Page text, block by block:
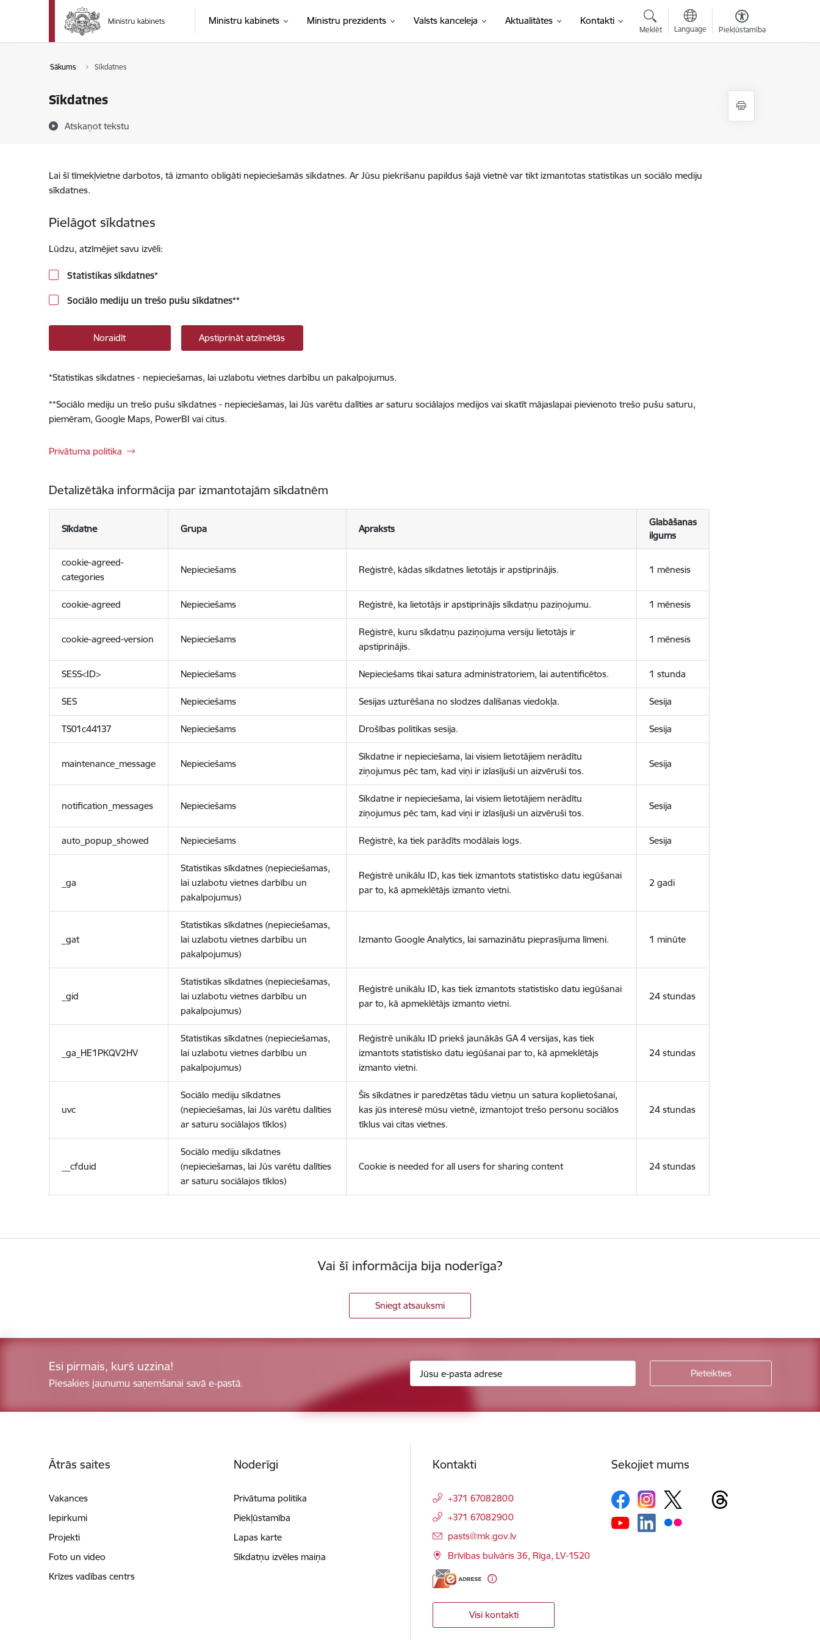
Pāriet uz lapas saturu
Ministru kabinets Ministru prezidents Valsts kanceleja Aktualitātes Kontakti
Meklēt Language Piekļūstamība
Sākums Sīkdatnes
Sīkdatnes
Atskaņot tekstu
Lai šī tīmekļvietne darbotos, tā izmanto obligāti nepieciešamās sīkdatnes. Ar Jūsu piekrišanu papildus šajā vietnē var tikt izmantotas statistikas un sociālo mediju
sīkdatnes.
Pielāgot sīkdatnes
Lūdzu, atzīmējiet savu izvēli:
Statistikas sīkdatnes*
Sociālo mediju un trešo pušu sīkdatnes**
Noraidīt Apstiprināt atzīmētās
*Statistikas sīkdatnes - nepieciešamas, lai uzlabotu vietnes darbību un pakalpojumus.
**Sociālo mediju un trešo pušu sīkdatnes - nepieciešamas, lai Jūs varētu dalīties ar saturu sociālajos medijos vai skatīt mājaslapai pievienoto trešo pušu saturu,
piemēram, Google Maps, PowerBI vai citus.
Privātuma politika
Detalizētāka informācija par izmantotajām sīkdatnēm
Sīkdatne Grupa Apraksts
Glabāšanas
ilgums
cookie-agreed-
categories
Nepieciešams Reģistrē, kādas sīkdatnes lietotājs ir apstiprinājis. 1 mēnesis
cookie-agreed Nepieciešams Reģistrē, ka lietotājs ir apstiprinājis sīkdatņu paziņojumu. 1 mēnesis
cookie-agreed-version Nepieciešams
Reģistrē, kuru sīkdatņu paziņojuma versiju lietotājs ir
apstiprinājis.
1 mēnesis
SESS<ID> Nepieciešams Nepieciešams tikai satura administratoriem, lai autentificētos. 1 stunda
SES Nepieciešams Sesijas uzturēšana no slodzes dalīšanas viedokļa. Sesija
TS01c44137 Nepieciešams Drošības politikas sesija. Sesija
maintenance_message Nepieciešams
Sīkdatne ir nepieciešama, lai visiem lietotājiem nerādītu
ziņojumus pēc tam, kad viņi ir izlasījuši un aizvēruši tos.
Sesija
notification_messages Nepieciešams
Sīkdatne ir nepieciešama, lai visiem lietotājiem nerādītu
ziņojumus pēc tam, kad viņi ir izlasījuši un aizvēruši tos.
Sesija
auto_popup_showed Nepieciešams Reģistrē, ka tiek parādīts modālais logs. Sesija
_ga
Statistikas sīkdatnes (nepieciešamas,
lai uzlabotu vietnes darbību un
pakalpojumus)
Reģistrē unikālu ID, kas tiek izmantots statistisko datu iegūšanai
par to, kā apmeklētājs izmanto vietni.
2 gadi
_gat
Statistikas sīkdatnes (nepieciešamas,
lai uzlabotu vietnes darbību un
pakalpojumus)
Izmanto Google Analytics, lai samazinātu pieprasījuma līmeni. 1 minūte
_gid
Statistikas sīkdatnes (nepieciešamas,
lai uzlabotu vietnes darbību un
pakalpojumus)
Reģistrē unikālu ID, kas tiek izmantots statistisko datu iegūšanai
par to, kā apmeklētājs izmanto vietni.
24 stundas
_ga_HE1PKQV2HV
Statistikas sīkdatnes (nepieciešamas,
lai uzlabotu vietnes darbību un
pakalpojumus)
Reģistrē unikālu ID priekš jaunākās GA 4 versijas, kas tiek
izmantots statistisko datu iegūšanai par to, kā apmeklētājs
izmanto vietni.
24 stundas
uvc
Sociālo mediju sīkdatnes
(nepieciešamas, lai Jūs varētu dalīties
ar saturu sociālajos tīklos)
Šīs sīkdatnes ir paredzētas tādu vietņu un satura koplietošanai,
kas jūs interesē mūsu vietnē, izmantojot trešo personu sociālos
tīklus vai citas vietnes.
24 stundas
__cfduid
Sociālo mediju sīkdatnes
(nepieciešamas, lai Jūs varētu dalīties
ar saturu sociālajos tīklos)
Cookie is needed for all users for sharing content 24 stundas
Vai šī informācija bija noderīga?
Sniegt atsauksmi
Esi pirmais, kurš uzzina!
Piesakies jaunumu saņemšanai savā e-pastā.
Ātrās saites
Vakances
Iepirkumi
Projekti
Foto un video
Krīzes vadības centrs
Noderīgi
Privātuma politika
Piekļūstamība
Lapas karte
Sīkdatņu izvēles maiņa
Kontakti
+371 67082800
+371 67082900
E-pasts:
pasts@mk.gov.lv
Brīvības bulvāris 36, Rīga, LV-1520
Visi kontakti
Sekojiet mums